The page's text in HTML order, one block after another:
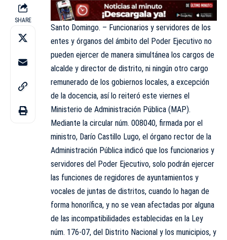
SHARE
Santo Domingo. – Funcionarios y servidores de los
entes y órganos del ámbito del Poder Ejecutivo no
pueden ejercer de manera simultánea los cargos de
alcalde y director de distrito, ni ningún otro cargo
remunerado de los gobiernos locales, a excepción
de la docencia, así lo reiteró este viernes el
Ministerio de Administración Pública (MAP).
Mediante la circular núm. 008040, firmada por el
ministro, Darío Castillo Lugo, el órgano rector de la
Administración Pública indicó que los funcionarios y
servidores del Poder Ejecutivo, solo podrán ejercer
las funciones de regidores de ayuntamientos y
vocales de juntas de distritos, cuando lo hagan de
forma honorífica, y no se vean afectadas por alguna
de las incompatibilidades establecidas en la Ley
núm. 176-07, del Distrito Nacional y los municipios, y